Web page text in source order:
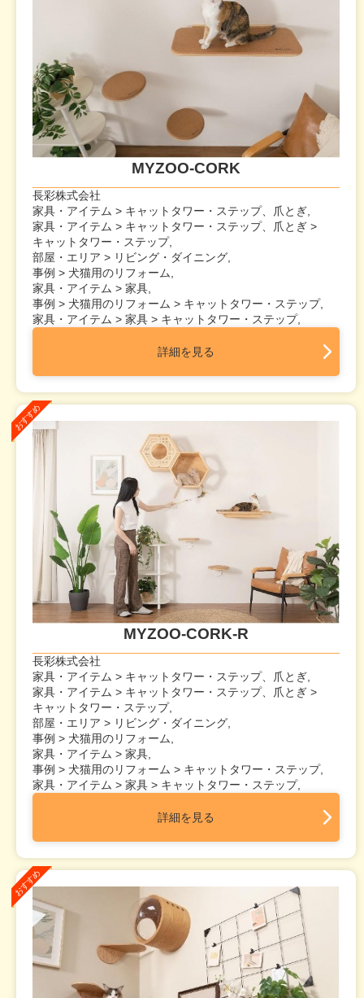
MYZOO-CORK
長彩株式会社
家具・アイテム > キャットタワー・ステップ、爪とぎ,
家具・アイテム > キャットタワー・ステップ、爪とぎ >
キャットタワー・ステップ,
部屋・エリア > リビング・ダイニング,
事例 > 犬猫用のリフォーム,
家具・アイテム > 家具,
事例 > 犬猫用のリフォーム > キャットタワー・ステップ,
家具・アイテム > 家具 > キャットタワー・ステップ,
詳細を見る
MYZOO-CORK-R
長彩株式会社
家具・アイテム > キャットタワー・ステップ、爪とぎ,
家具・アイテム > キャットタワー・ステップ、爪とぎ >
キャットタワー・ステップ,
部屋・エリア > リビング・ダイニング,
事例 > 犬猫用のリフォーム,
家具・アイテム > 家具,
事例 > 犬猫用のリフォーム > キャットタワー・ステップ,
家具・アイテム > 家具 > キャットタワー・ステップ,
詳細を見る